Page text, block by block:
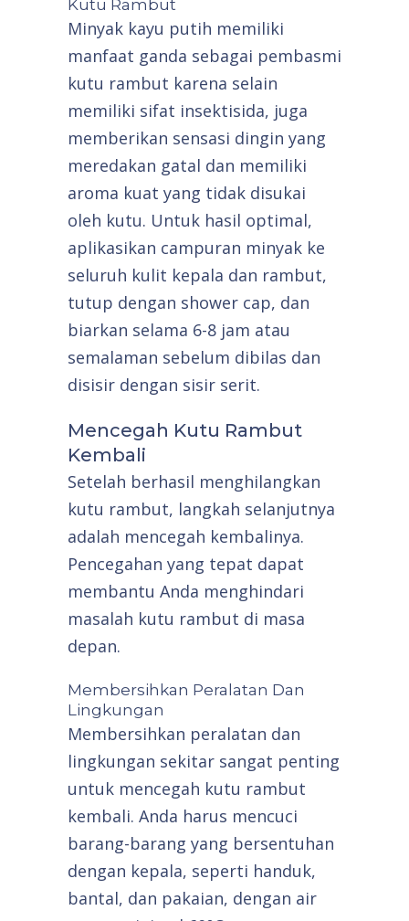
Kutu Rambut
Minyak kayu putih memiliki
manfaat ganda sebagai pembasmi
kutu rambut karena selain
memiliki sifat insektisida, juga
memberikan sensasi dingin yang
meredakan gatal dan memiliki
aroma kuat yang tidak disukai
oleh kutu. Untuk hasil optimal,
aplikasikan campuran minyak ke
seluruh kulit kepala dan rambut,
tutup dengan shower cap, dan
biarkan selama 6-8 jam atau
semalaman sebelum dibilas dan
disisir dengan sisir serit.
Mencegah Kutu Rambut
Kembali
Setelah berhasil menghilangkan
kutu rambut, langkah selanjutnya
adalah mencegah kembalinya.
Pencegahan yang tepat dapat
membantu Anda menghindari
masalah kutu rambut di masa
depan.
Membersihkan Peralatan Dan
Lingkungan
Membersihkan peralatan dan
lingkungan sekitar sangat penting
untuk mencegah kutu rambut
kembali. Anda harus mencuci
barang-barang yang bersentuhan
dengan kepala, seperti handuk,
bantal, dan pakaian, dengan air